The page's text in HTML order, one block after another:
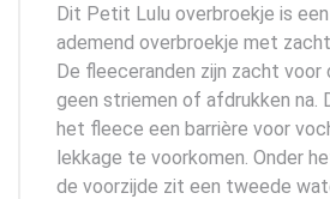
Dit Petit Lulu overbroekje is
ademend overbroekje met
De fleeceranden zijn zacht voor
geen striemen of afdrukken na.
het fleece een barrière voor
lekkage te voorkomen. Onder
de voorzijde zit een tweede